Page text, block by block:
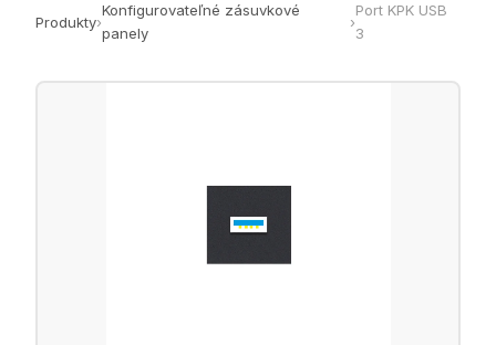
Produkty›
Konfigurovateľné zásuvkové
panely
›
Port KPK USB
3